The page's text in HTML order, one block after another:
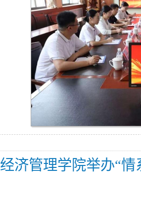
经济管理学院举办“